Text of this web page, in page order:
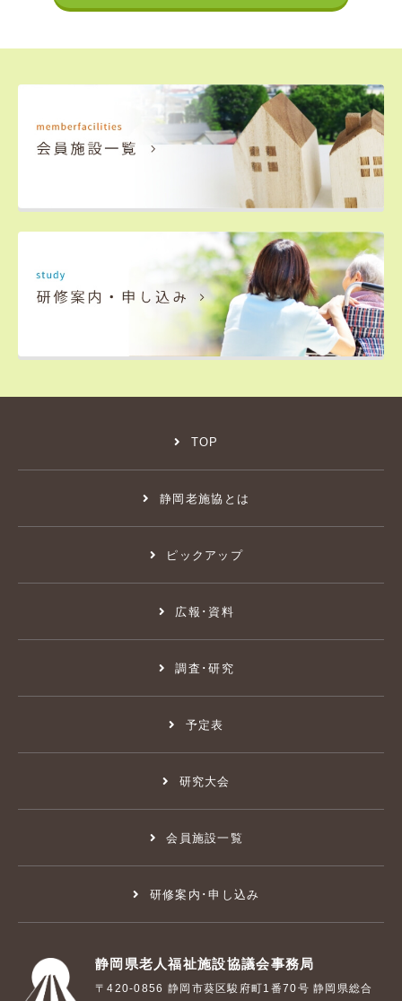
TOP
静岡老施協とは
ピックアップ
広報･資料
調査･研究
予定表
研究大会
会員施設一覧
研修案内･申し込み
静岡県老人福祉施設協議会事務局
〒420-0856 静岡市葵区駿府町1番70号 静岡県総合